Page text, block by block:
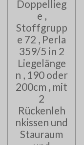
Doppellieg
e ,
Stoffgrupp
e 72 , Perla
359/5 in 2
Liegelänge
n , 190 oder
200cm , mit
2
Rückenleh
nkissen und
Stauraum